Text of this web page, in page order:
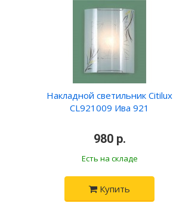
Накладной светильник Citilux
CL921009 Ива 921
980 р.
Есть на складе
Купить